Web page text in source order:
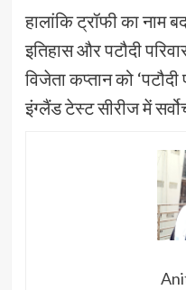
हालांकि ट्रॉफी का नाम
इतिहास और पटौदी
विजेता कप्तान को
इंग्लैंड टेस्ट सीरीज में